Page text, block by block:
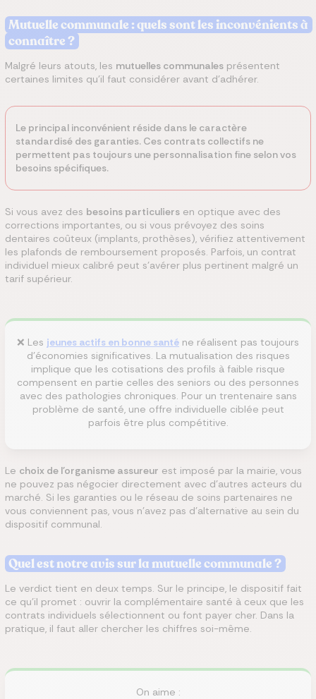
Mutuelle communale : quels sont les inconvénients à
connaître ?
Malgré leurs atouts, les mutuelles communales présentent
certaines limites qu'il faut considérer avant d'adhérer.
Le principal inconvénient réside dans le caractère
standardisé des garanties. Ces contrats collectifs ne
permettent pas toujours une personnalisation fine selon vos
besoins spécifiques.
Si vous avez des besoins particuliers en optique avec des
corrections importantes, ou si vous prévoyez des soins
dentaires coûteux (implants, prothèses), vérifiez attentivement
les plafonds de remboursement proposés. Parfois, un contrat
individuel mieux calibré peut s'avérer plus pertinent malgré un
tarif supérieur.
❌ Les jeunes actifs en bonne santé ne réalisent pas toujours
d'économies significatives. La mutualisation des risques
implique que les cotisations des profils à faible risque
compensent en partie celles des seniors ou des personnes
avec des pathologies chroniques. Pour un trentenaire sans
problème de santé, une offre individuelle ciblée peut
parfois être plus compétitive.
Le choix de l'organisme assureur est imposé par la mairie, vous
ne pouvez pas négocier directement avec d'autres acteurs du
marché. Si les garanties ou le réseau de soins partenaires ne
vous conviennent pas, vous n'avez pas d'alternative au sein du
dispositif communal.
Quel est notre avis sur la mutuelle communale ?
Le verdict tient en deux temps. Sur le principe, le dispositif fait
ce qu'il promet : ouvrir la complémentaire santé à ceux que les
contrats individuels sélectionnent ou font payer cher. Dans la
pratique, il faut aller chercher les chiffres soi-même.
On aime :